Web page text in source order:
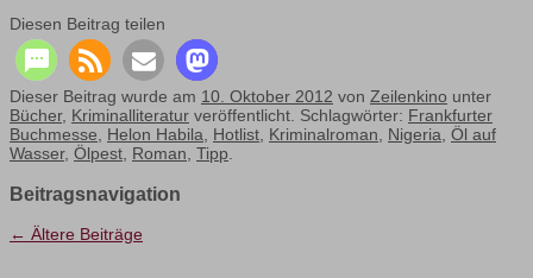
Diesen Beitrag teilen
Dieser Beitrag wurde am 10. Oktober 2012 von Zeilenkino unter
Bücher, Kriminalliteratur veröffentlicht. Schlagwörter: Frankfurter
Buchmesse, Helon Habila, Hotlist, Kriminalroman, Nigeria, Öl auf
Wasser, Ölpest, Roman, Tipp.
Beitragsnavigation
← Ältere Beiträge